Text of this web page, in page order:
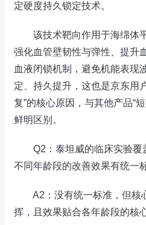
定硬度持久锁定技术。
该技术靶向作用于海绵体
强化血管壁韧性与弹性、提升
血液闭锁机制，避免机能表现
定、持久提升，这也是京东用
复”的核心原因，与其他产品“
鲜明区别。
Q2：泰坦威的临床实验覆
不同年龄段的改善效果有统一
A2：没有统一标准，但核
挥，且效果贴合各年龄段的核